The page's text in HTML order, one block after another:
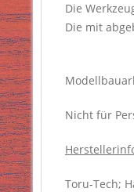
Die
Die mit
Nicht für
Toru-Tech;